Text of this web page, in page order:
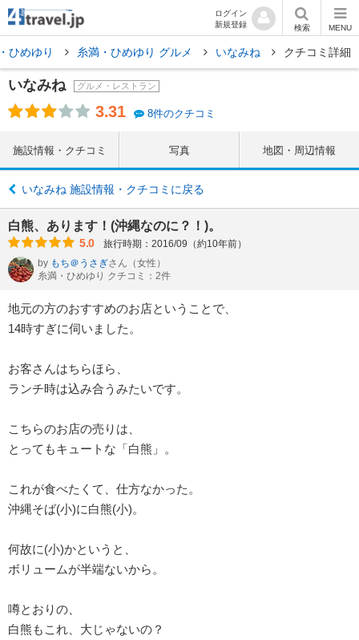
ログイン
新規登録
検索 MENU
ひめゆり 糸満・ひめゆり グルメ いなみね クチコミ詳細
いなみね グルメ・レストラン
3.31 8件のクチコミ
施設情報・クチコミ 写真 地図・周辺情報
いなみね 施設情報・クチコミに戻る
白熊、あります！(沖縄なのに？！)。
5.0
旅行時期：2016/09（約10年前）
by もち＠うさぎさん （女性）
糸満・ひめゆり クチコミ：2件
地元の方のおすすめのお店ということで、
14時すぎに伺いました。
お客さんはちらほら、
ランチ時は込み合うみたいです。
こちらのお店の売りは、
とってもキュートな「白熊」。
これが食べたくて、仕方なかった。
沖縄そば(小)に白熊(小)。
何故に(小)かというと、
ボリュームが半端ないから。
噂とおりの、
白熊もこれ、大じゃないの？